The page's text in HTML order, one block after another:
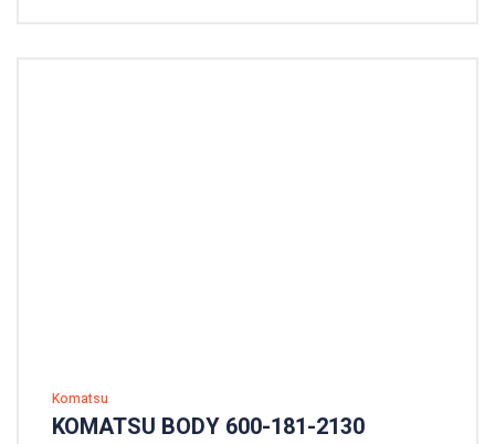
Komatsu
KOMATSU BODY 600-181-2130